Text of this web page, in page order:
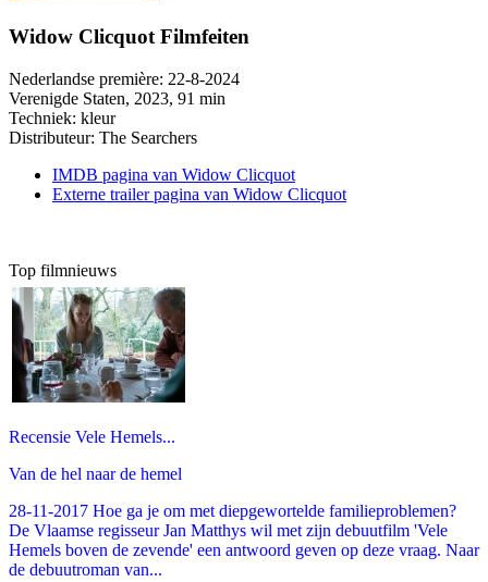
Widow Clicquot Filmfeiten
Nederlandse première: 22-8-2024
Verenigde Staten, 2023, 91 min
Techniek: kleur
Distributeur: The Searchers
IMDB pagina van Widow Clicquot
Externe trailer pagina van Widow Clicquot
Top filmnieuws
Recensie Vele Hemels...
Van de hel naar de hemel
28-11-2017 Hoe ga je om met diepgewortelde familieproblemen?
De Vlaamse regisseur Jan Matthys wil met zijn debuutfilm 'Vele
Hemels boven de zevende' een antwoord geven op deze vraag. Naar
de debuutroman van...